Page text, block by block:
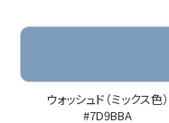
ウォッシュド（ミックス色）
#7D9BBA